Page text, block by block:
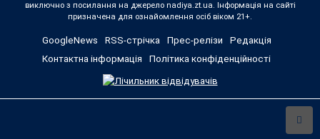
виключно з посилання на джерело nadiya.zt.ua. Інформація на сайті
призначена для ознайомлення осіб віком 21+.
GoogleNews RSS-стрічка Прес-релізи
Редакція
Контактна інформація
Політика конфіденційності